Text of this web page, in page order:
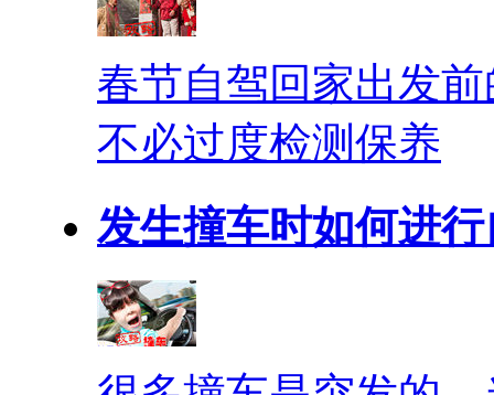
春节自驾回家出发
不必过度检测保养
发生撞车时如何进